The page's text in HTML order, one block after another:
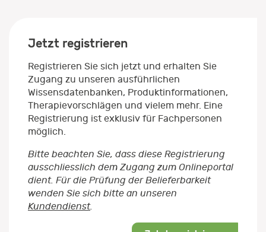
Jetzt registrieren
Registrieren Sie sich jetzt und erhalten Sie
Zugang zu unseren ausführlichen
Wissensdatenbanken, Produktinformationen,
Therapievorschlägen und vielem mehr. Eine
Registrierung ist exklusiv für Fachpersonen
möglich.
Bitte beachten Sie, dass diese Registrierung
ausschliesslich dem Zugang zum Onlineportal
dient. Für die Prüfung der Belieferbarkeit
wenden Sie sich bitte an unseren
Kundendienst.